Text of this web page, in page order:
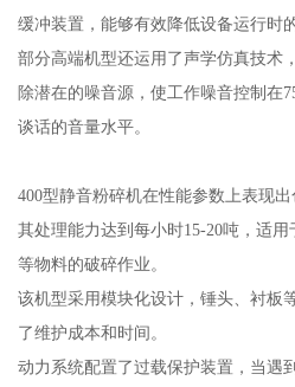
缓冲装置，能够有效降低设备运行时
部分高端机型还运用了声学仿真技术
除潜在的噪音源，使工作噪音控制在
谈话的音量水平。
400型静音粉碎机在性能参数上表现出
其处理能力达到每小时15-20吨，适
等物料的破碎作业。
该机型采用模块化设计，锤头、衬板
了维护成本和时间。
动力系统配置了过载保护装置，当遇